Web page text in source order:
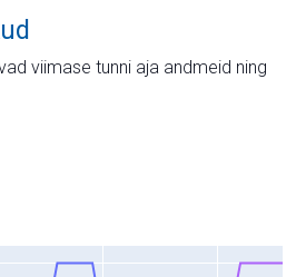
viimase tunni aja andmeid ning